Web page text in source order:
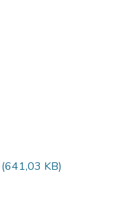
(641,03 KB)